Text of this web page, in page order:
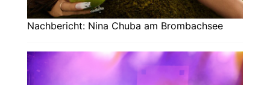
Nachbericht: Nina Chuba am Brombachsee